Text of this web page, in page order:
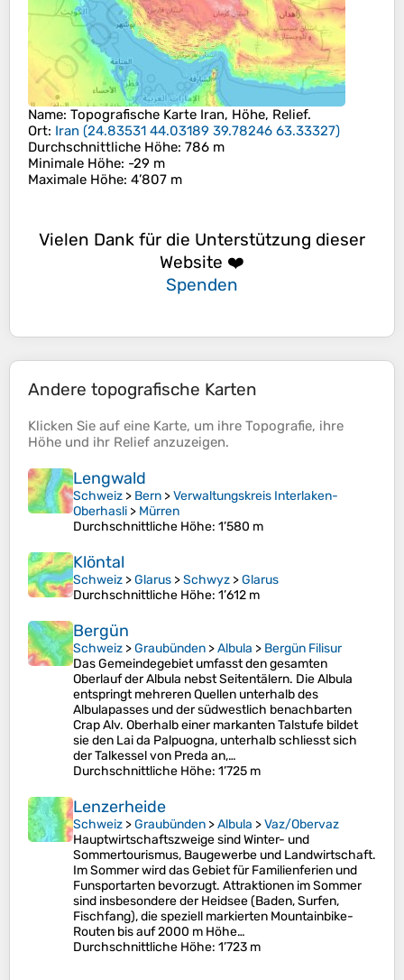
Name: Topografische Karte Iran, Höhe, Relief.
Ort: Iran (24.83531 44.03189 39.78246 63.33327)
Durchschnittliche Höhe: 786 m
Minimale Höhe: -29 m
Maximale Höhe: 4’807 m
Vielen Dank für die Unterstützung dieser
Website ❤️
Spenden
Andere topografische Karten
Klicken Sie auf eine Karte, um ihre Topografie, ihre
Höhe und ihr Relief anzuzeigen.
Lengwald
Schweiz > Bern >Verwaltungskreis Interlaken-
Oberhasli > Mürren
Durchschnittliche Höhe: 1’580 m
Klöntal
Schweiz >Glarus >Schwyz >Glarus
Durchschnittliche Höhe: 1’612 m
Bergün
Schweiz >Graubünden >Albula > Bergün Filisur
Das Gemeindegebiet umfasst den gesamten
Oberlauf der Albula nebst Seitentälern. Die Albula
entspringt mehreren Quellen unterhalb des
Albulapasses und der südwestlich benachbarten
Crap Alv. Oberhalb einer markanten Talstufe bildet
sie den Lai da Palpuogna, unterhalb schliesst sich
der Talkessel von Preda an,…
Durchschnittliche Höhe: 1’725 m
Lenzerheide
Schweiz >Graubünden >Albula >Vaz/Obervaz
Hauptwirtschaftszweige sind Winter- und
Sommertourismus, Baugewerbe und Landwirtschaft.
Im Sommer wird das Gebiet für Familienferien und
Funsportarten bevorzugt. Attraktionen im Sommer
sind insbesondere der Heidsee (Baden, Surfen,
Fischfang), die speziell markierten Mountainbike-
Routen bis auf 2000 m Höhe…
Durchschnittliche Höhe: 1’723 m